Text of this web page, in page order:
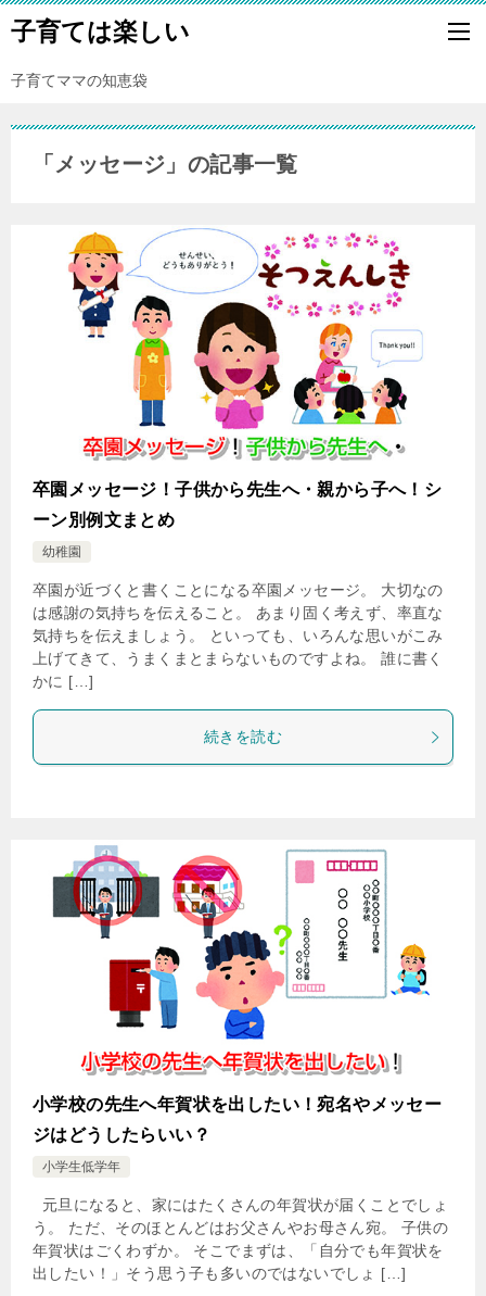
子育ては楽しい
子育てママの知恵袋
「メッセージ」の記事一覧
卒園メッセージ！子供から先生へ・親から子へ！シ
ーン別例文まとめ
幼稚園
卒園が近づくと書くことになる卒園メッセージ。 大切なの
は感謝の気持ちを伝えること。 あまり固く考えず、率直な
気持ちを伝えましょう。 といっても、いろんな思いがこみ
上げてきて、うまくまとまらないものですよね。 誰に書く
かに […]
続きを読む
小学校の先生へ年賀状を出したい！宛名やメッセー
ジはどうしたらいい？
小学生低学年
元旦になると、家にはたくさんの年賀状が届くことでしょ
う。 ただ、そのほとんどはお父さんやお母さん宛。 子供の
年賀状はごくわずか。 そこでまずは、「自分でも年賀状を
出したい！」そう思う子も多いのではないでしょ […]